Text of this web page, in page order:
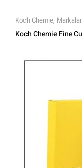
Koch Chemie, Markalar
Polisaj,Polisaj ve
Koch Chemie Fine